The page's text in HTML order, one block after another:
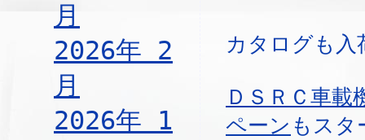
月
2026年 2
月
2026年 1
カタログも入
ＤＳＲＣ車
ペーン もスタ